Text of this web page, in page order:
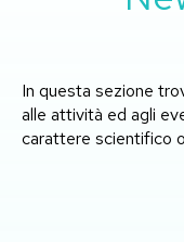
In questa sezione
alle attività ed agli
carattere scientifico